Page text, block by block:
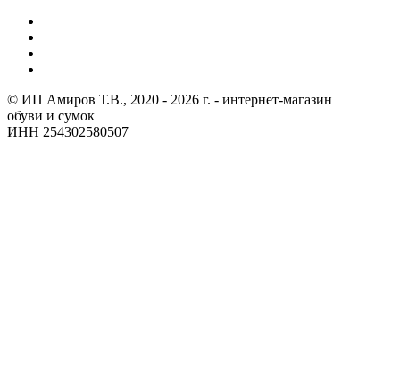
© ИП Амиров Т.В., 2020 - 2026 г. - интернет-магазин
обуви и сумок
ИНН 254302580507